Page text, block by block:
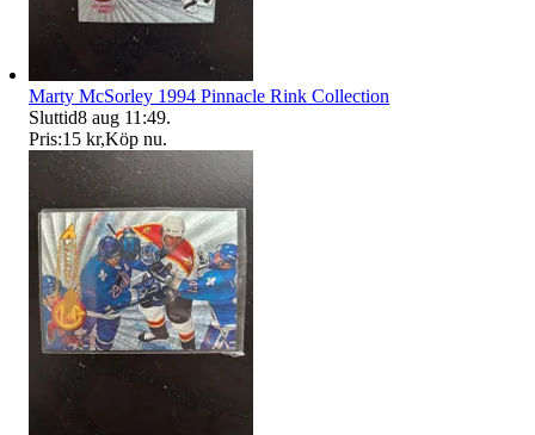
Marty McSorley 1994 Pinnacle Rink Collection
Sluttid8 aug 11:49.
Pris:15 kr,Köp nu.